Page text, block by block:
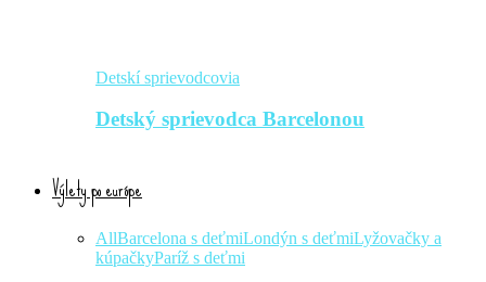
Detskí sprievodcovia
Detský sprievodca Barcelonou
Výlety po európe
AllBarcelona s deťmiLondýn s deťmiLyžovačky a
kúpačkyParíž s deťmi